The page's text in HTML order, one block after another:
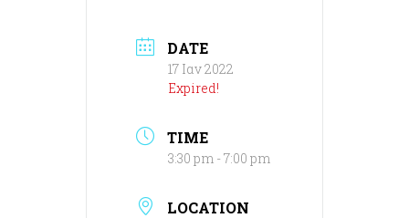
DATE
17 Ιαν 2022
Expired!
TIME
3:30 pm - 7:00 pm
LOCATION